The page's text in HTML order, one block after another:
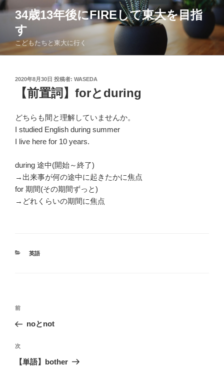
コ
ン
ツ
34歳13年後にFIREして東大を目指
す
こどもたちと東大に行く
投
2020年8月30日 投稿者: WASEDA
【前置詞】forとduring
どちらも間と理解していませんか。
I studied English during summer
I live here for 10 years.
during 途中(開始～終了)
→出来事が何の途中に起きたかに焦点
for 期間(その期間ずっと)
→どれくらいの期間に焦点
カ
英語
投
ナ
ビ
ゲ
前
の
稿
前
noとnot
次
の
次
【単語】bother